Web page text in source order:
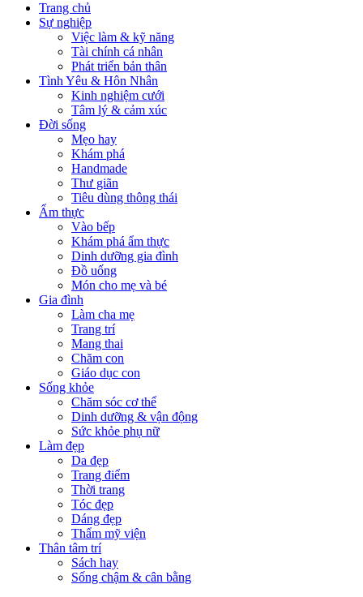
Trang chủ
Sự nghiệp
Việc làm & kỹ năng
Tài chính cá nhân
Phát triển bản thân
Tình Yêu & Hôn Nhân
Kinh nghiệm cưới
Tâm lý & cảm xúc
Đời sống
Mẹo hay
Khám phá
Handmade
Thư giãn
Tiêu dùng thông thái
Ẩm thực
Vào bếp
Khám phá ẩm thực
Dinh dưỡng gia đình
Đồ uống
Món cho mẹ và bé
Gia đình
Làm cha mẹ
Trang trí
Mang thai
Chăm con
Giáo dục con
Sống khỏe
Chăm sóc cơ thể
Dinh dưỡng & vận động
Sức khỏe phụ nữ
Làm đẹp
Da đẹp
Trang điểm
Thời trang
Tóc đẹp
Dáng đẹp
Thẩm mỹ viện
Thân tâm trí
Sách hay
Sống chậm & cân bằng